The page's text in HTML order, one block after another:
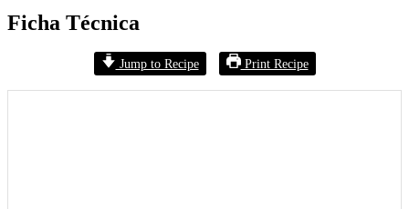
Ficha Técnica
Jump to Recipe Print Recipe